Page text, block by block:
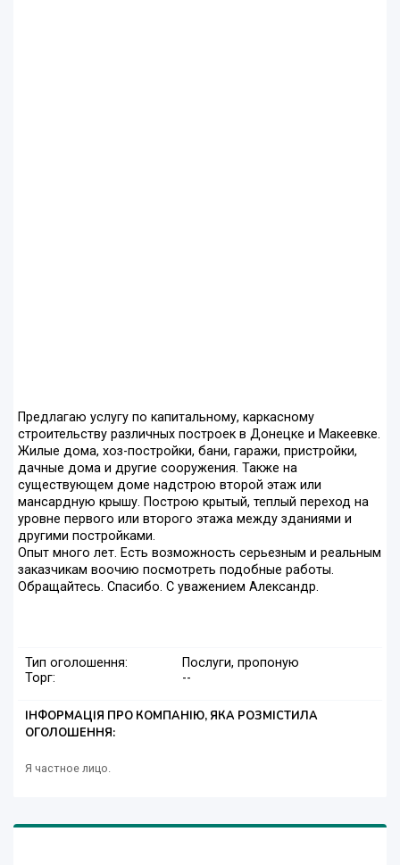
Предлагаю услугу по капитальному, каркасному
строительству различных построек в Донецке и Макеевке.
Жилые дома, хоз-постройки, бани, гаражи, пристройки,
дачные дома и другие сооружения. Также на
существующем доме надстрою второй этаж или
мансардную крышу. Построю крытый, теплый переход на
уровне первого или второго этажа между зданиями и
другими постройками.
Опыт много лет. Есть возможность серьезным и реальным
заказчикам воочию посмотреть подобные работы.
Обращайтесь. Спасибо. С уважением Александр.
Тип оголошення:
Послуги, пропоную
Торг:
--
ІНФОРМАЦІЯ ПРО КОМПАНІЮ, ЯКА РОЗМІСТИЛА
ОГОЛОШЕННЯ:
Я частное лицо.